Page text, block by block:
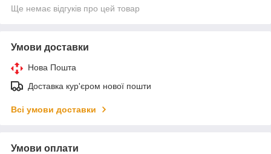
Ще немає відгуків про цей товар
Умови доставки
Нова Пошта
Доставка кур'єром нової пошти
Всі умови доставки
Умови оплати